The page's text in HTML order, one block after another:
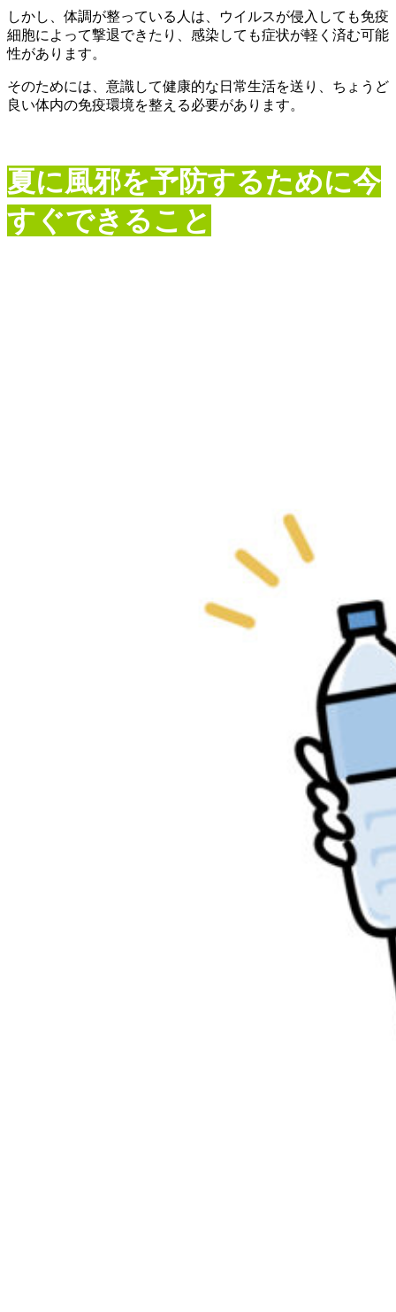
しかし、体調が整っている人は、ウイルスが侵入しても免疫
細胞によって撃退できたり、感染しても症状が軽く済む可能
性があります。
そのためには、意識して健康的な日常生活を送り、ちょうど
良い体内の免疫環境を整える必要があります。
夏に風邪を予防するために今
すぐできること